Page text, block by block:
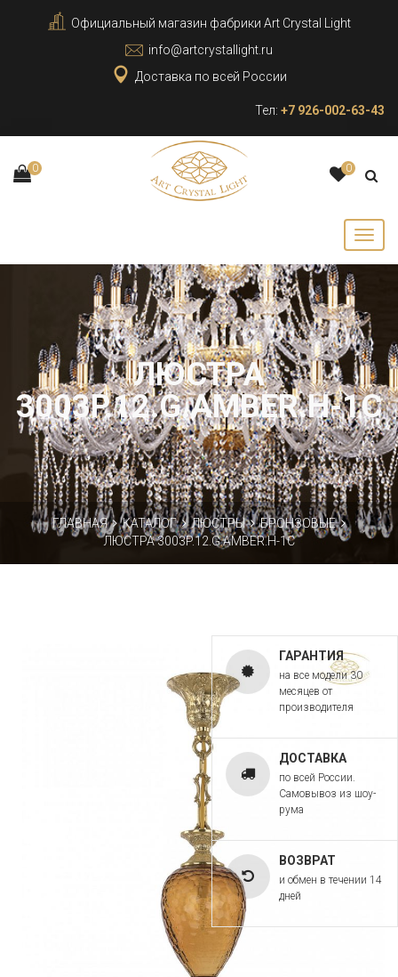
Официальный магазин фабрики Art Crystal Light
info@artcrystallight.ru
Доставка по всей России
Тел: +7 926-002-63-43
0 0
ЛЮСТРА
3003P.12.G.AMBER.H-1C
ГЛАВНАЯ КАТАЛОГ ЛЮСТРЫ
БРОНЗОВЫЕ
ЛЮСТРА 3003P.12.G.AMBER.H-1C
ГАРАНТИЯ
на все модели 30
месяцев от
производителя
ДОСТАВКА
по всей России.
Самовывоз из шоу-
рума
ВОЗВРАТ
и обмен в течении 14
дней